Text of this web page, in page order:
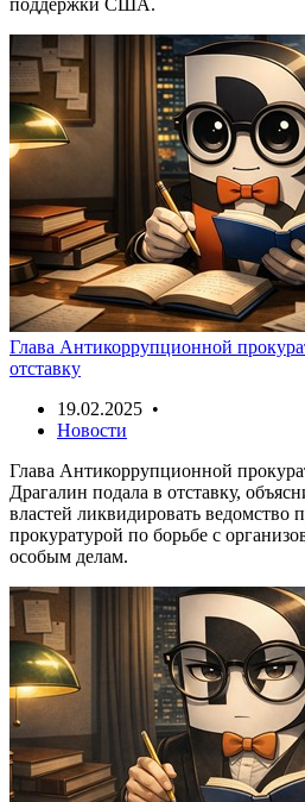
Глава Антикоррупционной
отставку
19.02.2025 •
Новости
Глава Антикоррупционной
Драгалин подала в отставку,
властей ликвидировать ведомство
прокуратурой по борьбе с
особым делам.